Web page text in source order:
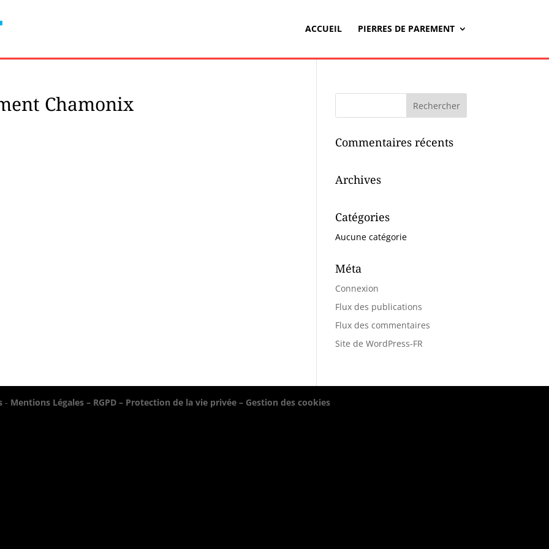
ACCUEIL PIERRES DE PAREMENT
Chamonix
Commentaires récents
Archives
Catégories
Aucune catégorie
Méta
Connexion
Flux des publications
Flux des commentaires
Site de WordPress-FR
- Mentions Légales – RGPD – Protection de la vie privée – Gestion des cookies